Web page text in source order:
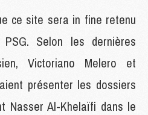
ce site sera in fine retenu
Selon les dernières
Victoriano Melero et
présenter les dossiers
Nasser Al-Khelaïfi dans le